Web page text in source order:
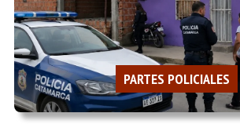
PARTES POLICIALES